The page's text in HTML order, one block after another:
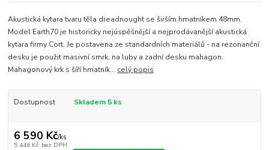
Akustická kytara tvaru těla dreadnought se širším hmatníkem 48mm.
Model Earth70 je historicky nejúspěšnější a nejprodávanější akustická
kytara firmy Cort. Je postavena ze standardních materiálů - na rezonanční
desku je použit masivní smrk, na luby a zadní desku mahagon.
Mahagonový krk s šíří hmatník... celý popis
Dostupnost Skladem 5 ks
6 590 Kč/ks
5 446 Kč bez DPH